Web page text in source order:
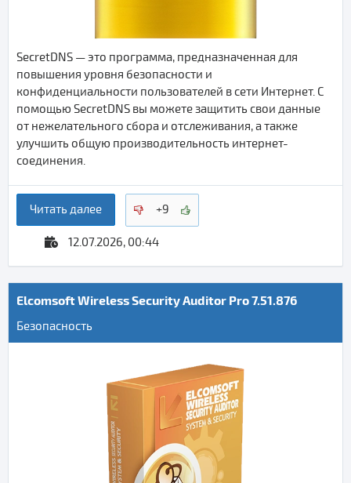
SecretDNS — это программа, предназначенная для
повышения уровня безопасности и
конфиденциальности пользователей в сети Интернет. С
помощью SecretDNS вы можете защитить свои данные
от нежелательного сбора и отслеживания, а также
улучшить общую производительность интернет-
соединения.
Читать далее +9
12.07.2026, 00:44
Elcomsoft Wireless Security Auditor Pro 7.51.876
Безопасность